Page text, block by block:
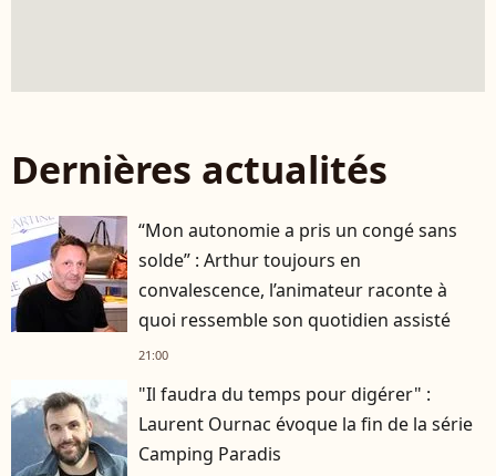
Dernières actualités
“Mon autonomie a pris un congé sans
solde” : Arthur toujours en
convalescence, l’animateur raconte à
quoi ressemble son quotidien assisté
21:00
"Il faudra du temps pour digérer" :
Laurent Ournac évoque la fin de la série
Camping Paradis